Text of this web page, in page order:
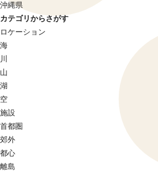
沖縄県
カテゴリからさがす
ロケーション
海
川
山
湖
空
施設
首都圏
郊外
都心
離島